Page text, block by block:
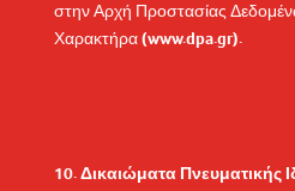
στην Αρχή Προστασίας
Χαρακτήρα (www.dpa.gr).
Δικαιώματα Πνευματικής